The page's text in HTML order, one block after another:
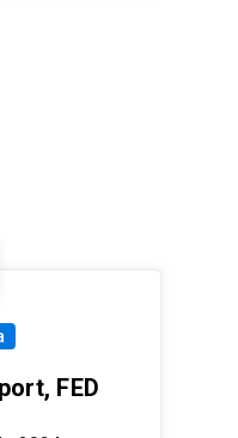
FED